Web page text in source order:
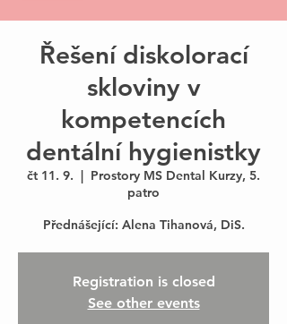
Řešení diskolorací
skloviny v
kompetencích
dentální hygienistky
čt 11. 9.
  |
Prostory MS Dental Kurzy, 5.
patro
Přednášející: Alena Tihanová, DiS.
Registration is closed
See other events